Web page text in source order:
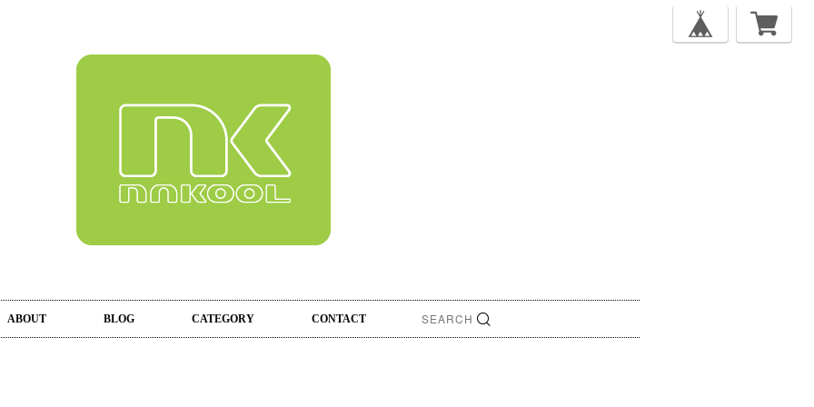
ABOUT BLOG CATEGORY CONTACT